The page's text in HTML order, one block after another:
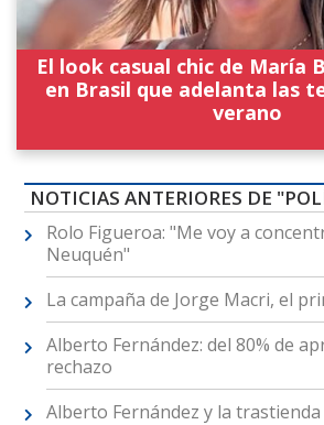
El look casual chic de María
en Brasil que adelanta las
verano
NOTICIAS ANTERIORES DE
Rolo Figueroa: "Me voy a
Neuquén"
La campaña de Jorge Macri, el
Alberto Fernández: del 80% de
rechazo
Alberto Fernández y la